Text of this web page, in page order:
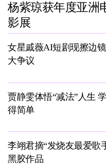
杨紫琼获年度亚洲
影展
女星戚薇AI短剧现擦边镜
大争议
贾静雯体悟“减法”人生
得简单
李翊君摘“发烧友最爱歌
黑胶作品